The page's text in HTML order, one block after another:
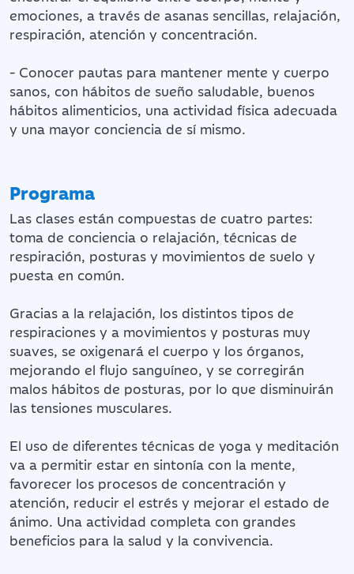
emociones, a través de asanas sencillas, relajación,
respiración, atención y concentración.
- Conocer pautas para mantener mente y cuerpo
sanos, con hábitos de sueño saludable, buenos
hábitos alimenticios, una actividad física adecuada
y una mayor conciencia de sí mismo.
Programa
Las clases están compuestas de cuatro partes:
toma de conciencia o relajación, técnicas de
respiración, posturas y movimientos de suelo y
puesta en común.
Gracias a la relajación, los distintos tipos de
respiraciones y a movimientos y posturas muy
suaves, se oxigenará el cuerpo y los órganos,
mejorando el flujo sanguíneo, y se corregirán
malos hábitos de posturas, por lo que disminuirán
las tensiones musculares.
El uso de diferentes técnicas de yoga y meditación
va a permitir estar en sintonía con la mente,
favorecer los procesos de concentración y
atención, reducir el estrés y mejorar el estado de
ánimo. Una actividad completa con grandes
beneficios para la salud y la convivencia.